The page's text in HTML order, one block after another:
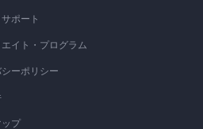
ポート
イト・プログラム
ーポリシー
プ